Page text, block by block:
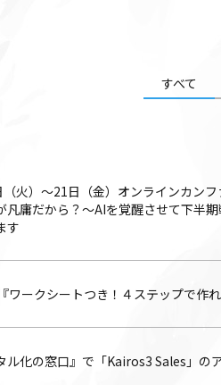
すべて
火）〜21日（金）オンラインカン
凡庸だから？〜AIを覚醒させて下半
す
ワークシートつき！４ステップで作
ル化の窓口』で「Kairos3 Sales」